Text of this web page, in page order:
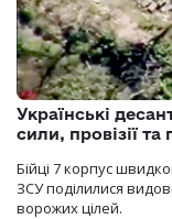
Українські
сили, провізії та
Бійці 7 корпус
ЗСУ поділилися
ворожих цілей.